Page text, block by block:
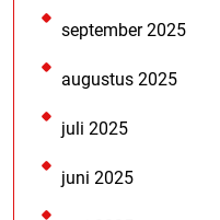
september 2025
augustus 2025
juli 2025
juni 2025